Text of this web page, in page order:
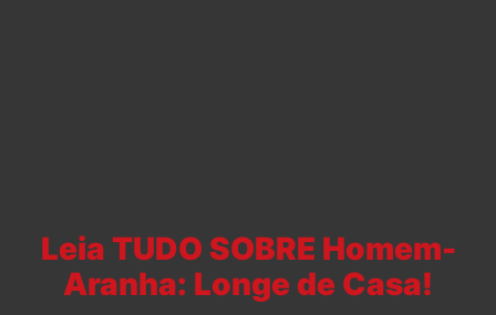
Leia TUDO SOBRE Homem-
Aranha: Longe de Casa!